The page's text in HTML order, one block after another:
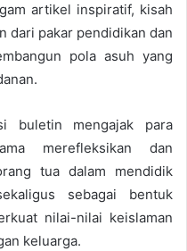
artikel inspiratif, kisah
dari pakar pendidikan dan
pola asuh yang
buletin mengajak para
merefleksikan dan
tua dalam mendidik
sebagai bentuk
nilai-nilai keislaman
keluarga.